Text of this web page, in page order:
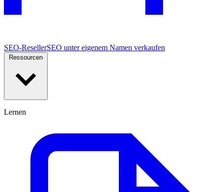
SEO-ResellerSEO unter eigenem Namen verkaufen
Lernen